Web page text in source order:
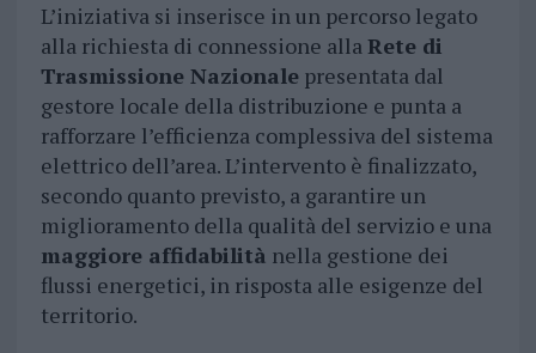
L’iniziativa si inserisce in un percorso legato
alla richiesta di connessione allaRete di
Trasmissione Nazionalepresentata dal
gestore locale della distribuzione e punta a
rafforzare l’efficienza complessiva del sistema
elettrico dell’area. L’intervento è finalizzato,
secondo quanto previsto, a garantire un
miglioramento della qualità del servizio e una
maggiore affidabilità nella gestione dei
flussi energetici, in risposta alle esigenze del
territorio.